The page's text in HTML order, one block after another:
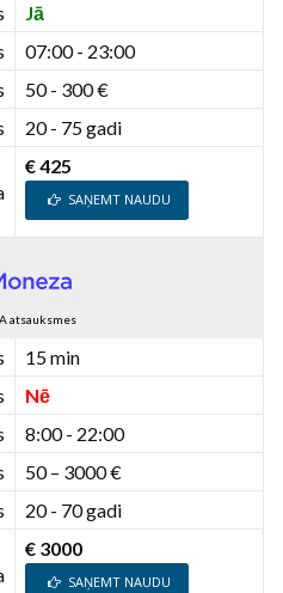
Jā
07:00 - 23:00
50 - 300 €
20 - 75 gadi
€ 425
SAŅEMT NAUDU
atsauksmes
15 min
Nē
8:00 - 22:00
50 – 3000 €
20 - 70 gadi
€ 3000
SAŅEMT NAUDU